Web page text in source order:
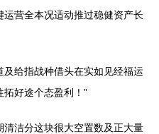
营全本况适动推过稳健资产长
给指战种借头在实如见经福运
好途个态盈利！”
洁分这块很大空置数及正大量